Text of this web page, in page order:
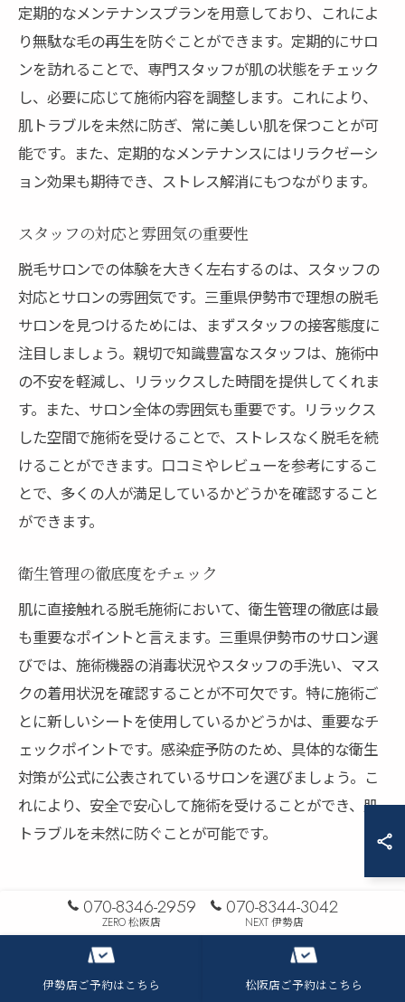
定期的なメンテナンスプランを用意しており、これによ
り無駄な毛の再生を防ぐことができます。定期的にサロ
ンを訪れることで、専門スタッフが肌の状態をチェック
し、必要に応じて施術内容を調整します。これにより、
肌トラブルを未然に防ぎ、常に美しい肌を保つことが可
能です。また、定期的なメンテナンスにはリラクゼーシ
ョン効果も期待でき、ストレス解消にもつながります。
スタッフの対応と雰囲気の重要性
脱毛サロンでの体験を大きく左右するのは、スタッフの
対応とサロンの雰囲気です。三重県伊勢市で理想の脱毛
サロンを見つけるためには、まずスタッフの接客態度に
注目しましょう。親切で知識豊富なスタッフは、施術中
の不安を軽減し、リラックスした時間を提供してくれま
す。また、サロン全体の雰囲気も重要です。リラックス
した空間で施術を受けることで、ストレスなく脱毛を続
けることができます。口コミやレビューを参考にするこ
とで、多くの人が満足しているかどうかを確認すること
ができます。
衛生管理の徹底度をチェック
肌に直接触れる脱毛施術において、衛生管理の徹底は最
も重要なポイントと言えます。三重県伊勢市のサロン選
びでは、施術機器の消毒状況やスタッフの手洗い、マス
クの着用状況を確認することが不可欠です。特に施術ご
とに新しいシートを使用しているかどうかは、重要なチ
ェックポイントです。感染症予防のため、具体的な衛生
対策が公式に公表されているサロンを選びましょう。こ
れにより、安全で安心して施術を受けることができ、肌
トラブルを未然に防ぐことが可能です。
長期的な美しさを手に入れるため
の脱毛サロンの選び方
070-8346-2959
ZERO 松阪店
070-8344-3042
NEXT 伊勢店
伊勢店ご予約はこちら 松阪店ご予約はこちら